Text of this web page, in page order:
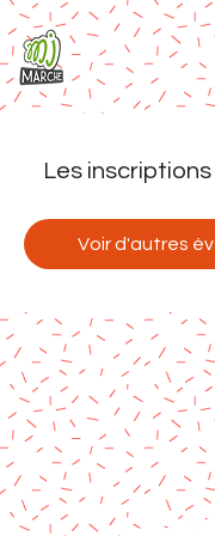
Les
Voir d'autres